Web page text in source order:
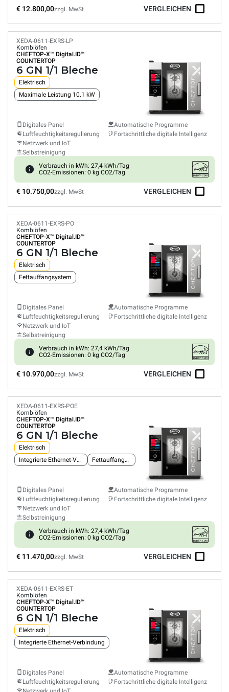
€ 12.800,00zzgl. MwSt VERGLEICHEN
XEDA-0611-EXRS-LP
Kombiöfen
CHEFTOP-X™ Digital.ID™
COUNTERTOP
6 GN 1/1 Bleche
Elektrisch
Maximale Leistung 10.1 kW
Digitales Panel
Luftfeuchtigkeitsregulierung
Netzwerk und IoT
Selbstreinigung
Automatische Programme
Fortschrittliche digitale Intelligenz
Verbrauch in kWh: 27,4 kWh/Tag
CO2-Emissionen: 0 kg CO2/Tag
€ 10.750,00zzgl. MwSt VERGLEICHEN
XEDA-0611-EXRS-PO
Kombiöfen
CHEFTOP-X™ Digital.ID™
COUNTERTOP
6 GN 1/1 Bleche
Elektrisch
Fettauffangsystem
Digitales Panel
Luftfeuchtigkeitsregulierung
Netzwerk und IoT
Selbstreinigung
Automatische Programme
Fortschrittliche digitale Intelligenz
Verbrauch in kWh: 27,4 kWh/Tag
CO2-Emissionen: 0 kg CO2/Tag
€ 10.970,00zzgl. MwSt VERGLEICHEN
XEDA-0611-EXRS-POE
Kombiöfen
CHEFTOP-X™ Digital.ID™
COUNTERTOP
6 GN 1/1 Bleche
Elektrisch
Integrierte Ethernet-Verbindung
Fettauffangsystem
Digitales Panel
Luftfeuchtigkeitsregulierung
Netzwerk und IoT
Selbstreinigung
Automatische Programme
Fortschrittliche digitale Intelligenz
Verbrauch in kWh: 27,4 kWh/Tag
CO2-Emissionen: 0 kg CO2/Tag
€ 11.470,00zzgl. MwSt VERGLEICHEN
XEDA-0611-EXRS-ET
Kombiöfen
CHEFTOP-X™ Digital.ID™
COUNTERTOP
6 GN 1/1 Bleche
Elektrisch
Integrierte Ethernet-Verbindung
Digitales Panel
Luftfeuchtigkeitsregulierung
Automatische Programme
Fortschrittliche digitale Intelligenz